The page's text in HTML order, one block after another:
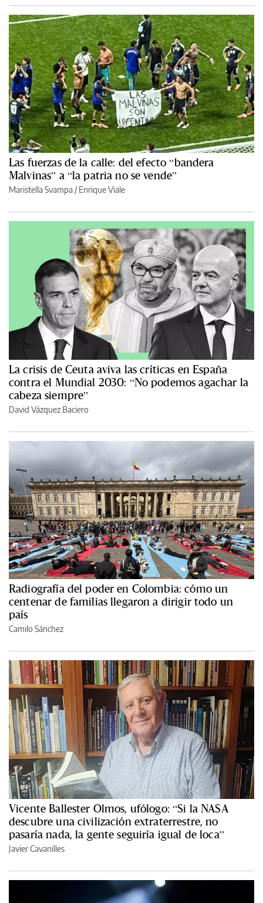
Las fuerzas de la calle: del efecto “bandera
Malvinas” a “la patria no se vende”
Maristella Svampa /Enrique Viale
La crisis de Ceuta aviva las críticas en España
contra el Mundial 2030: “No podemos agachar la
cabeza siempre”
David Vázquez Baciero
Radiografía del poder en Colombia: cómo un
centenar de familias llegaron a dirigir todo un
país
Camilo Sánchez
Vicente Ballester Olmos, ufólogo: “Si la NASA
descubre una civilización extraterrestre, no
pasaría nada, la gente seguiría igual de loca”
Javier Cavanilles